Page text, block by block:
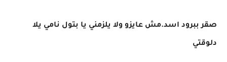
صقر ببرود اسد.مش عايزو ولا يلزمني يا بتول نامي يلا
دلوقتي